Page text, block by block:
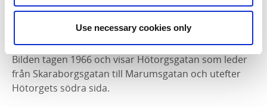
Use necessary cookies only
Större bild påDigitalt museum
Skaras torghandelsplats
Bilden tagen 1966 och visar Hötorgsgatan som leder
från Skaraborgsgatan till Marumsgatan och utefter
Hötorgets södra sida.